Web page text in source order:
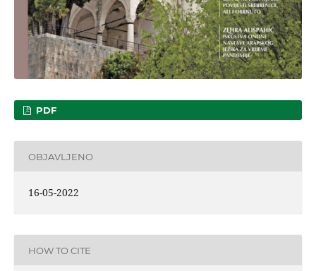
PDF
OBJAVLJENO
16-05-2022
HOW TO CITE